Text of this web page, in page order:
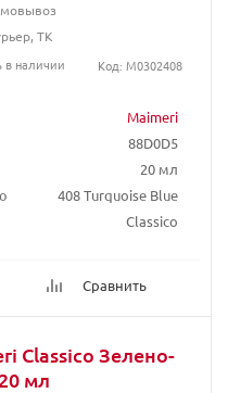
Maimeri
88D0D5
20 мл
408 Turquoise Blue
Classico
Сравнить
ТК
в наличии
Код: M0302408
Classico Зелено-
мл